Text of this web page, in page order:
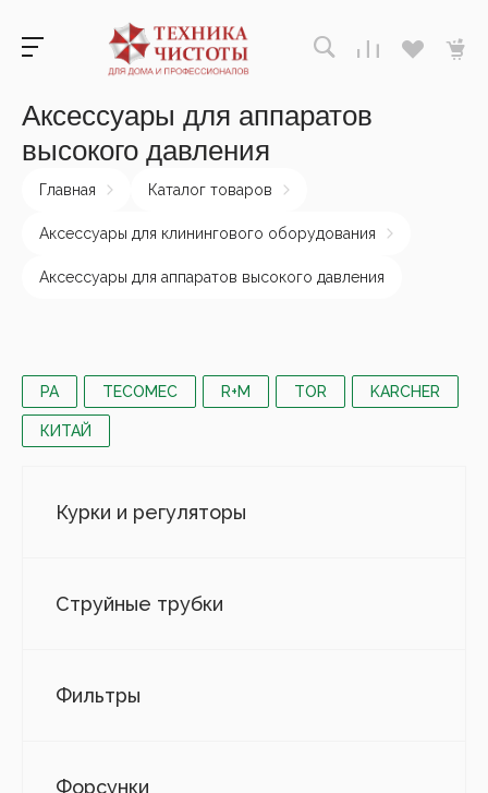
Аксессуары для аппаратов
высокого давления
Главная Каталог товаров
Аксессуары для клинингового оборудования
Аксессуары для аппаратов высокого давления
PA TECOMEC R+M TOR KARCHER
КИТАЙ
Курки и регуляторы
Струйные трубки
Фильтры
Форсунки